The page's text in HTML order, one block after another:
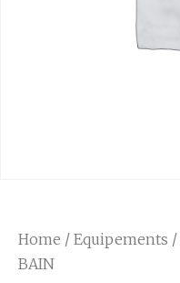
Home / Equipements /
BAIN